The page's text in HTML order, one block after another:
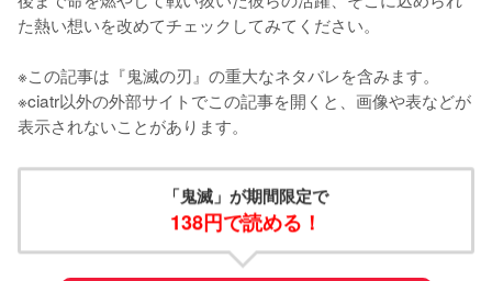
た熱い想いを改めてチェックしてみてください。
※この記事は『鬼滅の刃』の重大なネタバレを含みます。
※ciatr以外の外部サイトでこの記事を開くと、画像や表などが
表示されないことがあります。
「鬼滅」が期間限定で
138円で読める！